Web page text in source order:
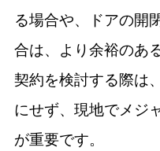
る場合や、ドアの開
合は、より余裕のあ
契約を検討する際は
にせず、現地でメジ
が重要です。